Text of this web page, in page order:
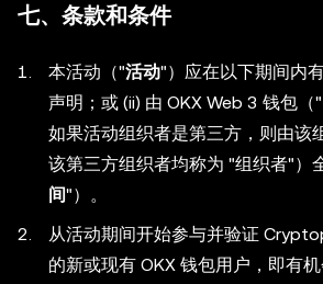
七、条款和条件
本活动（"活动"）应在以下期间内
声明；或 (ii) 由 OKX Web 3 钱包（"
如果活动组织者是第三方，则由该
该第三方组织者均称为 "组织者"）
间"）。
从活动期间开始参与并验证
的新或现有 OKX 钱包用户，即有